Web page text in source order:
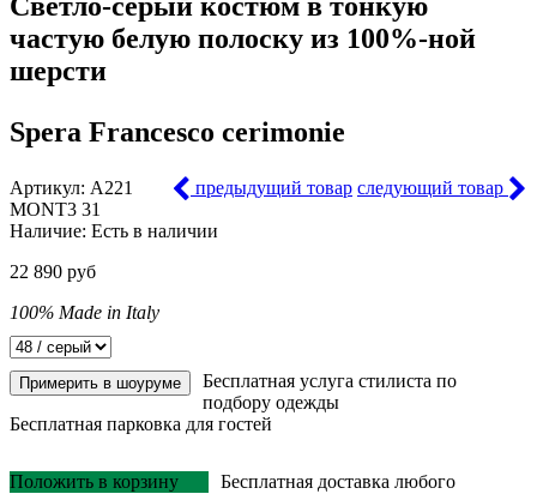
частую белую полоску из 100%-ной
шерсти
Spera Francesco cerimonie
предыдущий товар следующий товар
Артикул: A221
MONT3 31
Наличие: Есть в наличии
22 890 руб
100% Made in Italy
Примерить в шоуруме
Бесплатная услуга стилиста по
подбору одежды
Бесплатная парковка для гостей
Положить в корзину
Бесплатная доставка любого